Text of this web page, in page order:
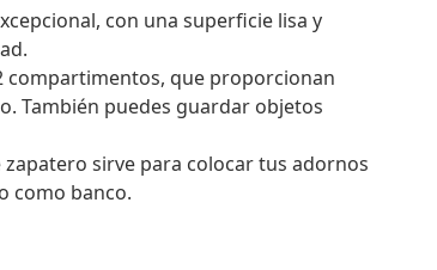
con una superficie lisa y
compartimentos, que proporcionan
También puedes guardar objetos
sirve para colocar tus adornos
como banco.